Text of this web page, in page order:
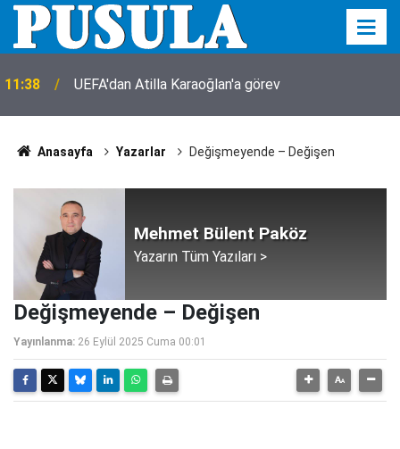
11:38 UEFA'dan Atilla Karaoğlan'a görev
Anasayfa Yazarlar Değişmeyende – Değişen
Mehmet Bülent Paköz
Yazarın Tüm Yazıları >
Değişmeyende – Değişen
Yayınlanma: 26 Eylül 2025 Cuma 00:01